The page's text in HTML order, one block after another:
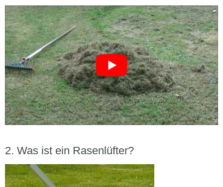
Was ist ein Rasenlüfter?